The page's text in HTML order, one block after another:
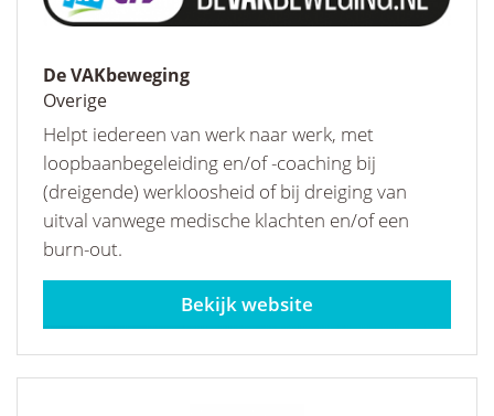
De VAKbeweging
Overige
Helpt iedereen van werk naar werk, met
loopbaanbegeleiding en/of -coaching bij
(dreigende) werkloosheid of bij dreiging van
uitval vanwege medische klachten en/of een
burn-out.
devakbeweging.nl